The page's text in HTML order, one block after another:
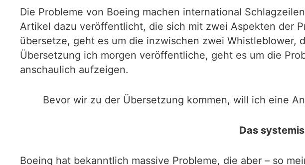
Die Probleme von Boeing machen international
Artikel dazu veröffentlicht, die sich mit zwei Aspekten der
übersetze, geht es um die inzwischen zwei
Übersetzung ich morgen veröffentliche, geht es um die
anschaulich aufzeigen.
Bevor wir zu der Übersetzung kommen, will ich eine
Das
Boeing hat bekanntlich massive Probleme, die aber – so